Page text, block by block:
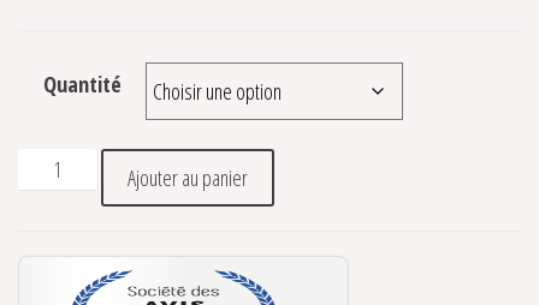
Quantité
quantité de AK-49 féminisée Vision Seeds
Ajouter au panier